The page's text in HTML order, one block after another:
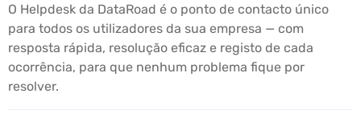
O Helpdesk da DataRoad é o ponto de contacto único
para todos os utilizadores da sua empresa — com
resposta rápida, resolução eficaz e registo de cada
ocorrência, para que nenhum problema fique por
resolver.